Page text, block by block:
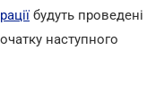
будуть проведені
наступного